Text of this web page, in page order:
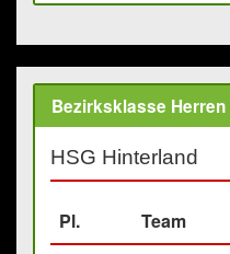
Bezirksklasse Herren
HSG Hinterland
Pl. Team